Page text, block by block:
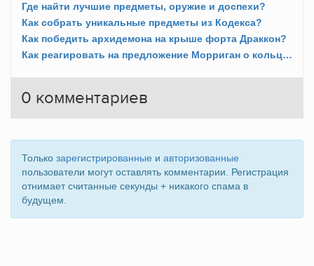
Где найти лучшие предметы, оружие и доспехи?
Как собрать уникальные предметы из Кодекса?
Как победить архидемона на крыше форта Драккон?
Как реагировать на предложение Морриган о кольце и ребенке?
0 комментариев
Только зарегистрированные и авторизованные
пользователи могут оставлять комментарии. Регистрация
отнимает считанные секунды + никакого спама в
будущем.